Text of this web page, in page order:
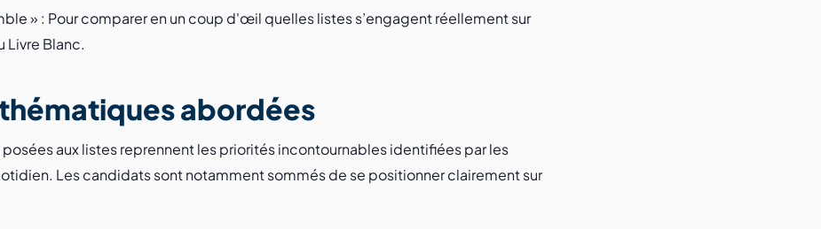
» : Pour comparer en un coup d'œil quelles listes s’engagent réellement sur
Livre Blanc.
abordées
aux listes reprennent les priorités incontournables identifiées par les
Les candidats sont notamment sommés de se positionner clairement sur